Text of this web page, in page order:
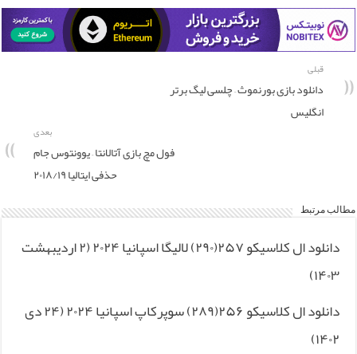
قبلی
دانلود بازی بورنموث – چلسی لیگ برتر
انگلیس
بعدی
فول مچ بازی آتالانتا – یوونتوس جام
حذفی ایتالیا ۲۰۱۸/۱۹
مطالب مرتبط
دانلود ال کلاسیکو ۲۵۷(۲۹۰) لالیگا اسپانیا ۲۰۲۴ (۲ اردیبهشت
۱۴۰۳)
دانلود ال کلاسیکو ۲۵۶(۲۸۹) سوپرکاپ اسپانیا ۲۰۲۴ (۲۴ دی
۱۴۰۲)